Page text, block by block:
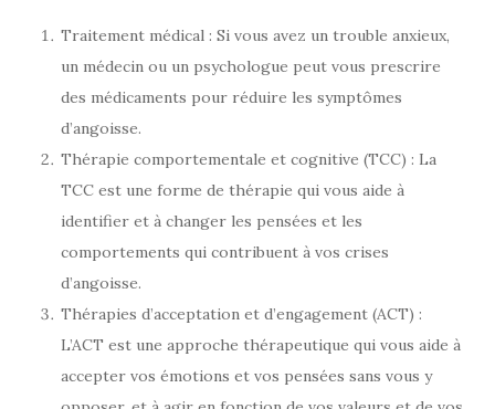
Traitement médical : Si vous avez un trouble anxieux,
un médecin ou un psychologue peut vous prescrire
des médicaments pour réduire les symptômes
d’angoisse.
Thérapie comportementale et cognitive (TCC) : La
TCC est une forme de thérapie qui vous aide à
identifier et à changer les pensées et les
comportements qui contribuent à vos crises
d’angoisse.
Thérapies d’acceptation et d’engagement (ACT) :
L’ACT est une approche thérapeutique qui vous aide à
accepter vos émotions et vos pensées sans vous y